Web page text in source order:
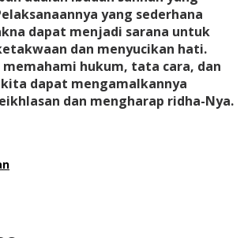
yang sederhana
dapat menjadi sarana untuk
dan menyucikan hati.
memahami hukum, tata cara, dan
dapat mengamalkannya
dan mengharap ridha-Nya.